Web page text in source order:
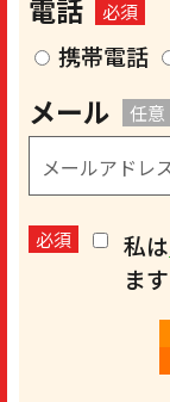
電話 必須
携帯電話
メール 任意
必須 私は
ます